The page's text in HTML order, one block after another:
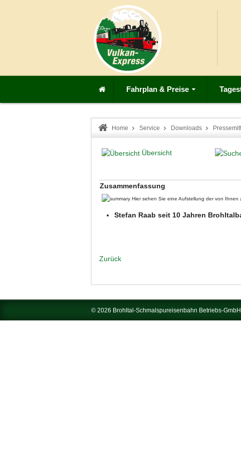
Fahrplan & Preise
Home Service Downloads
Übersicht
Zusammenfassung
Hier sehen Sie eine Aufstellung der von Ihnen
Stefan Raab seit 10 Jahren
Zurück
© 2026 Brohltal-Schmalspureisenbahn Betriebs-GmbH